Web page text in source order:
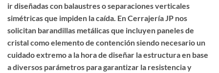
ir diseñadas con balaustres o separaciones verticales
simétricas que impiden la caída. En Cerrajería JP nos
solicitan barandillas metálicas que incluyen paneles de
cristal como elemento de contención siendo necesario un
cuidado extremo a la hora de diseñar la estructura en base
a diversos parámetros para garantizar la resistencia y